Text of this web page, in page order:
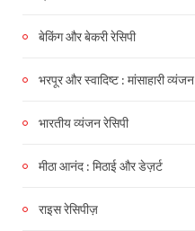
बेकिंग और बेकरी रेसिपी
भरपूर और स्वादिष्ट : मांसाहारी व्यंजन
भारतीय व्यंजन रेसिपी
मीठा आनंद : मिठाई और डेज़र्ट
राइस रेसिपीज़